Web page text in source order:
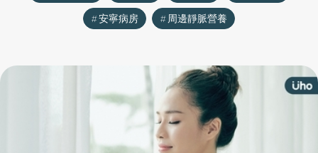
安寧病房
周邊靜脈營養